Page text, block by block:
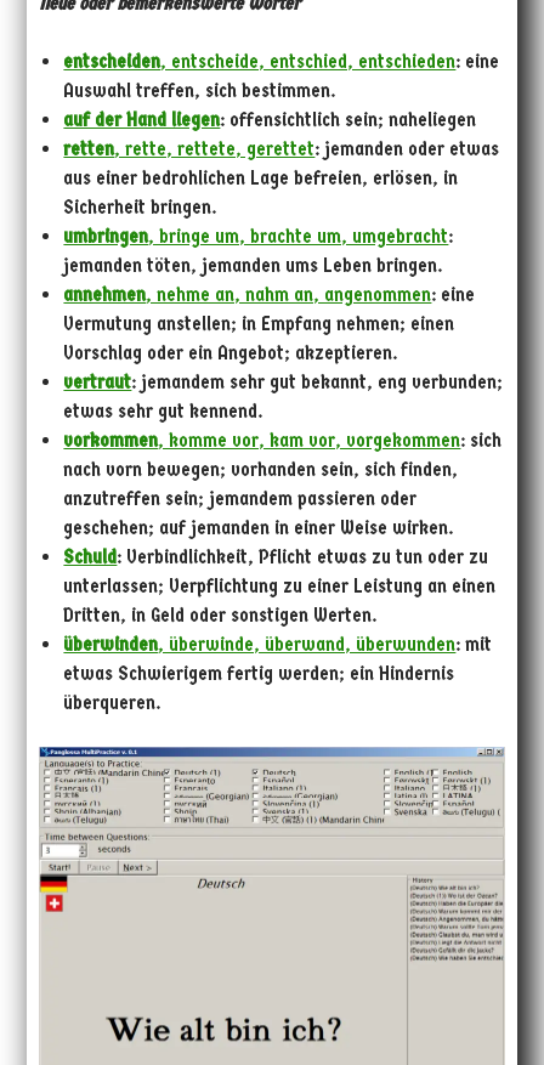
entscheiden, entscheide, entschied, entschieden: eine
Auswahl treffen, sich bestimmen.
auf der Hand liegen: offensichtlich sein; naheliegen
retten, rette, rettete, gerettet: jemanden oder etwas
aus einer bedrohlichen Lage befreien, erlösen, in
Sicherheit bringen.
umbringen, bringe um, brachte um, umgebracht:
jemanden töten, jemanden ums Leben bringen.
annehmen, nehme an, nahm an, angenommen: eine
Vermutung anstellen; in Empfang nehmen; einen
Vorschlag oder ein Angebot; akzeptieren.
vertraut: jemandem sehr gut bekannt, eng verbunden;
etwas sehr gut kennend.
vorkommen, komme vor, kam vor, vorgekommen: sich
nach vorn bewegen; vorhanden sein, sich finden,
anzutreffen sein; jemandem passieren oder
geschehen; auf jemanden in einer Weise wirken.
Schuld: Verbindlichkeit, Pflicht etwas zu tun oder zu
unterlassen; Verpflichtung zu einer Leistung an einen
Dritten, in Geld oder sonstigen Werten.
überwinden, überwinde, überwand, überwunden: mit
etwas Schwierigem fertig werden; ein Hindernis
überqueren.